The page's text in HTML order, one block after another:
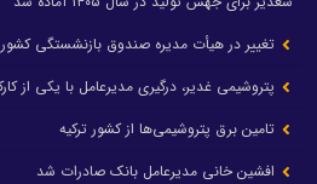
تغییر در هیأت مدیره صندوق بازنشستگی
پتروشیمی غدیر، درگیری مدیرعامل با یکی از
تامین برق پتروشیمی‌ها از کشور ترکیه
افشین خانی مدیرعامل بانک صادرات شد